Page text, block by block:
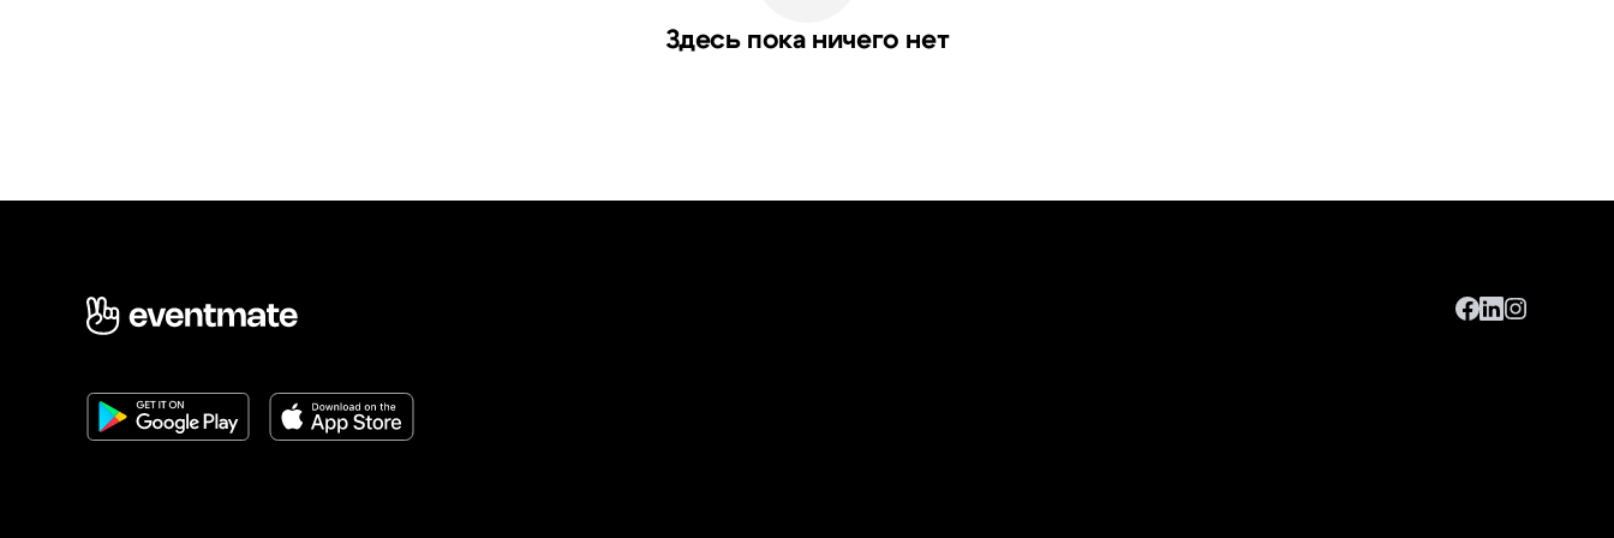
Здесь пока ничего нет